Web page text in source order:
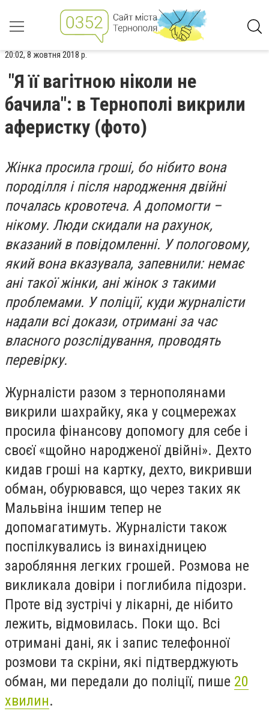
20:02, 8 жовтня 2018 р.
"Я її вагітною ніколи не
бачила": в Тернополі викрили
аферистку (фото)
Жінка просила гроші, бо нібито вона
породілля і після народження двійні
почалась кровотеча. А допомогти –
нікому. Люди скидали на рахунок,
вказаний в повідомленні. У пологовому,
який вона вказувала, запевнили: немає
ані такої жінки, ані жінок з такими
проблемами. У поліції, куди журналісти
надали всі докази, отримані за час
власного розслідування, проводять
перевірку.
Журналісти разом з тернополянами
викрили шахрайку, яка у соцмережах
просила фінансову допомогу для себе і
своєї «щойно народженої двійні». Дехто
кидав гроші на картку, дехто, викривши
обман, обурювався, що через таких як
Мальвіна іншим тепер не
допомагатимуть. Журналісти також
поспілкувались із винахідницею
заробляння легких грошей. Розмова не
викликала довіри і поглибила підозри.
Проте від зустрічі у лікарні, де нібито
лежить, відмовилась. Поки що. Всі
отримані дані, як і запис телефонної
розмови та скріни, які підтверджують
обман, ми передали до поліції, пише 20
хвилин.